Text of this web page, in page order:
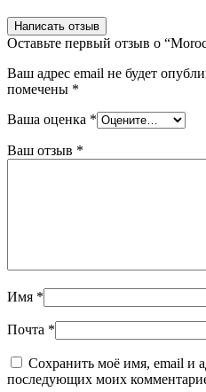
Написать отзыв
Оставьте первый отзыв о
Ваш адрес email не будет
помечены *
Ваша оценка *
Ваш отзыв *
Имя *
Почта *
Сохранить моё имя, email и
последующих моих